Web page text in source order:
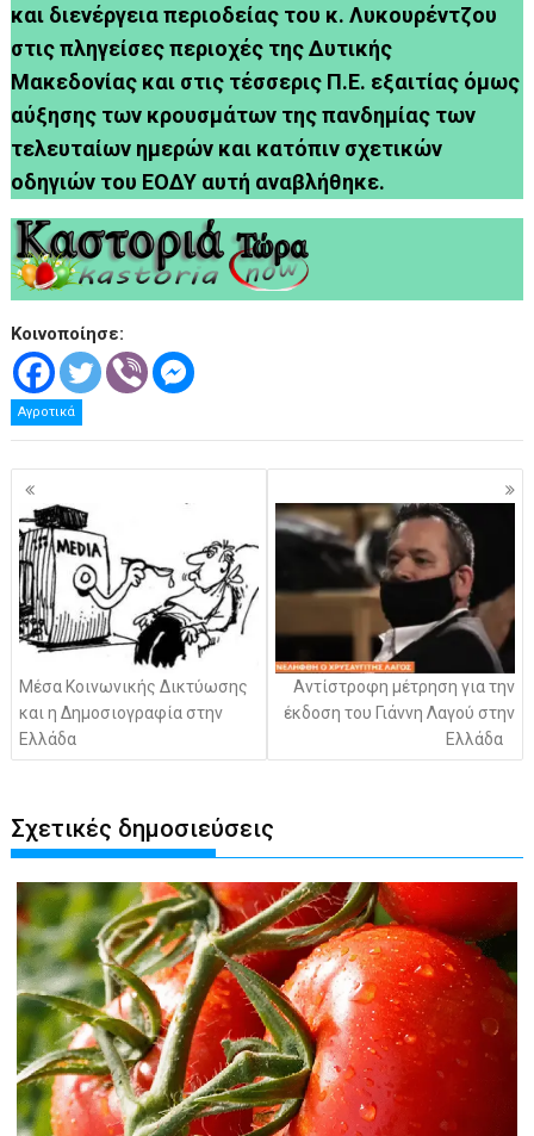
και διενέργεια περιοδείας του κ. Λυκουρέντζου
στις πληγείσες περιοχές της Δυτικής
Μακεδονίας και στις τέσσερις Π.Ε. εξαιτίας όμως
αύξησης των κρουσμάτων της πανδημίας των
τελευταίων ημερών και κατόπιν σχετικών
οδηγιών του ΕΟΔΥ αυτή αναβλήθηκε.
Κοινοποίησε:
Αγροτικά
Πλοήγηση
άρθρων
Μέσα Κοινωνικής Δικτύωσης
και η Δημοσιογραφία στην
Ελλάδα
Αντίστροφη μέτρηση για την
έκδοση του Γιάννη Λαγού στην
Ελλάδα
Σχετικές δημοσιεύσεις